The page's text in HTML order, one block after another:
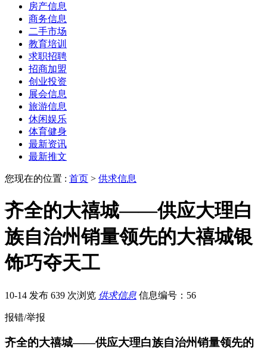
房产信息
商务信息
二手市场
教育培训
求职招聘
招商加盟
创业投资
展会信息
旅游信息
休闲娱乐
体育健身
最新资讯
最新推文
您现在的位置 : 首页 > 供求信息
齐全的大禧城——供应大理白
族自治州销量领先的大禧城银
饰巧夺天工
10-14 发布 639 次浏览 供求信息 信息编号：56
报错/举报
齐全的大禧城——供应大理白族自治州销量领先的